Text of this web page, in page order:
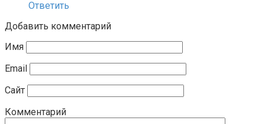
Ответить
Добавить комментарий
Имя
Email
Сайт
Комментарий